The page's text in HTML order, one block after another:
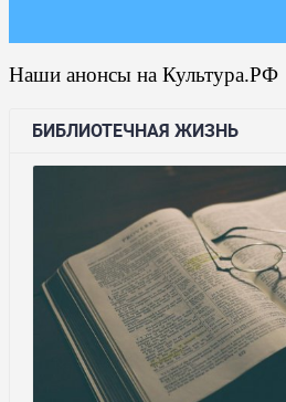
Наши анонсы на Культура.РФ